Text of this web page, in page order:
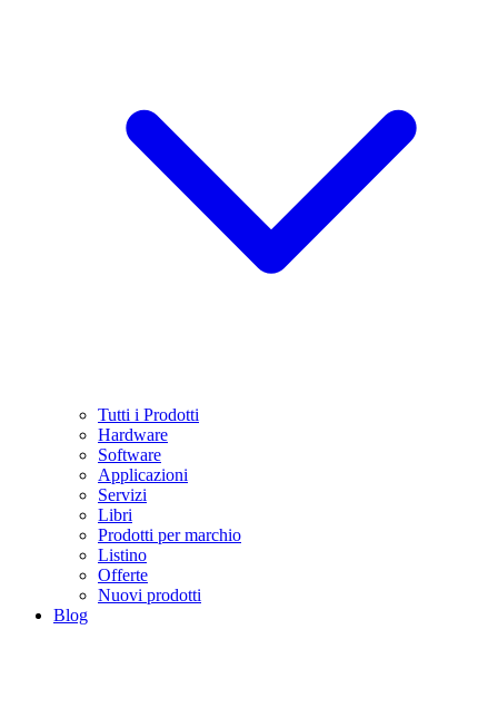
Tutti i Prodotti
Hardware
Software
Applicazioni
Servizi
Libri
Prodotti per marchio
Listino
Offerte
Nuovi prodotti
Blog